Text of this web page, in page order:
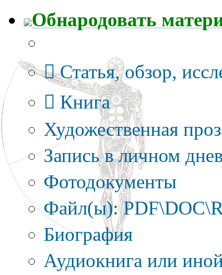
Обнародовать
Статья, обзор,
Книга
Художественная
Запись в личном
Фотодокументы
Файл(ы):
Биография
Аудиокнига или